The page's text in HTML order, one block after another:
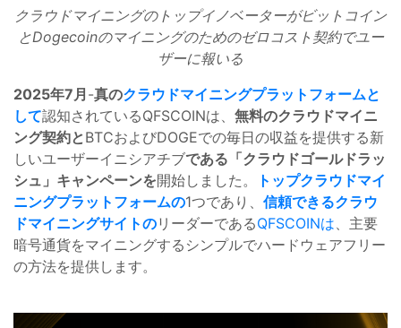
クラウドマイニングのトップイノベーターがビットコイン
とDogecoinのマイニングのためのゼロコスト契約でユー
ザーに報いる
2025年7月 -真のクラウドマイニングプラットフォームと
して認知されているQFSCOINは、 無料のクラウドマイニ
ング契約とBTCおよびDOGEでの毎日の収益を提供する新
しいユーザーイニシアチブである「クラウドゴールドラッ
シュ」キャンペーンを開始しました。
トップクラウドマイ
ニングプラットフォームの1つであり、 信頼できるクラウ
ドマイニングサイトのリーダーであるQFSCOINは 、主要
暗号通貨をマイニングするシンプルでハードウェアフリー
の方法を提供します。